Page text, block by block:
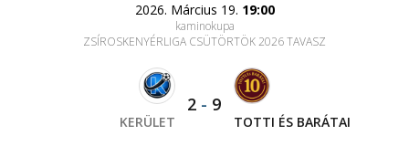
2026. Március 19. 19:00
kaminokupa
ZSÍROSKENYÉRLIGA CSÜTÖRTÖK 2026 TAVASZ
KERÜLET
2 - 9
TOTTI ÉS BARÁTAI